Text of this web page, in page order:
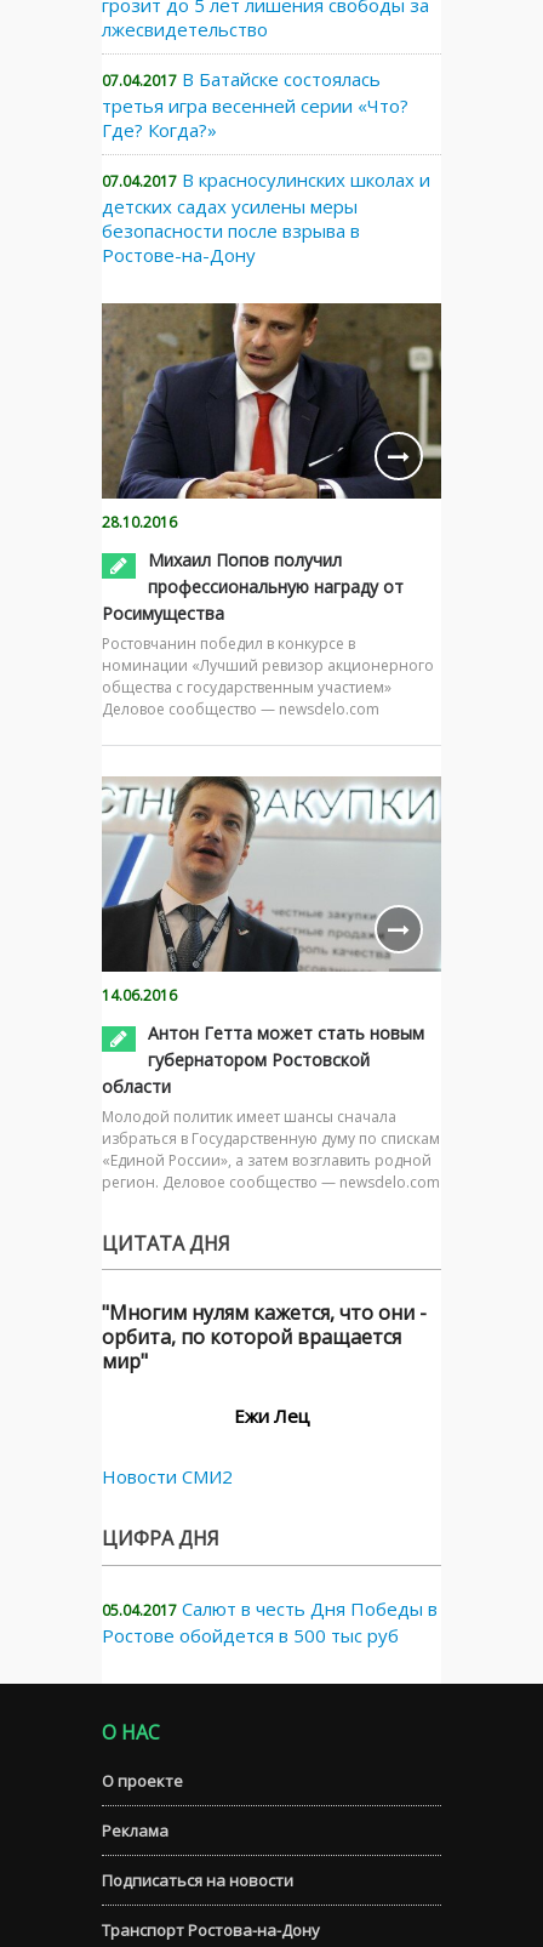
лжесвидетельство
07.04.2017 В Батайске состоялась
третья игра весенней серии «Что?
Где? Когда?»
07.04.2017 В красносулинских школах и
детских садах усилены меры
безопасности после взрыва в
Ростове-на-Дону
28.10.2016
Михаил Попов получил
профессиональную награду от
Росимущества
Ростовчанин победил в конкурсе в
номинации «Лучший ревизор акционерного
общества с государственным участием»
Деловое сообщество — newsdelo.com
14.06.2016
Антон Гетта может стать новым
губернатором Ростовской
области
Молодой политик имеет шансы сначала
избраться в Государственную думу по спискам
«Единой России», а затем возглавить родной
регион. Деловое сообщество — newsdelo.com
ЦИТАТА ДНЯ
"Многим нулям кажется, что они -
орбита, по которой вращается
мир"
Ежи Лец
Новости СМИ2
ЦИФРА ДНЯ
05.04.2017 Салют в честь Дня Победы в
Ростове обойдется в 500 тыс руб
О НАС
О проекте
Реклама
Подписаться на новости
Транспорт Ростова-на-Дону